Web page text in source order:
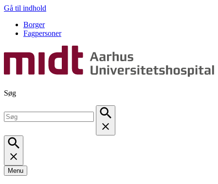
Gå til indhold
Borger
Fagpersoner
Søg
Menu